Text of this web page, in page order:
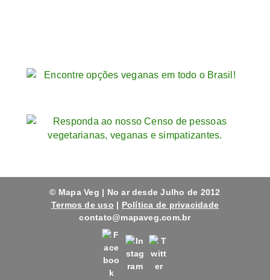
© Mapa Veg | No ar desde Julho de 2012
Termos de uso | Política de privacidade
contato@mapaveg.com.br